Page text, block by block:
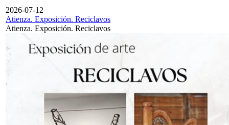
2026-07-12
Atienza. Exposición. Reciclavos
Atienza. Exposición. Reciclavos